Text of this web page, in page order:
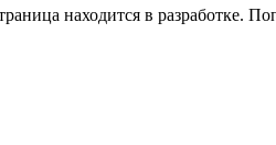
находится в разработке.